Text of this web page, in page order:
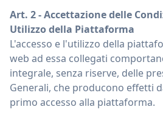
Art. 2 - Accettazione delle
Utilizzo della Piattaforma
L'accesso e l'utilizzo della
web ad essa collegati
integrale, senza riserve, delle
Generali, che producono effetti
primo accesso alla piattaforma.